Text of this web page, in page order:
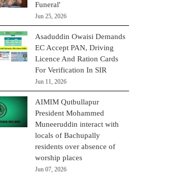
Funeral'
Jun 25, 2026
Asaduddin Owaisi Demands
EC Accept PAN, Driving
Licence And Ration Cards
For Verification In SIR
Jun 11, 2026
AIMIM Qutbullapur
President Mohammed
Muneeruddin interact with
locals of Bachupally
residents over absence of
worship places
Jun 07, 2026